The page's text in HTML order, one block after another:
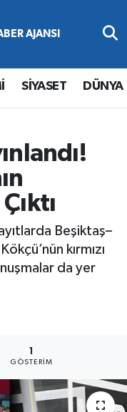
SİYASET DÜNYA
Beşiktaş–
kırmızı
da yer
GÖSTERIM